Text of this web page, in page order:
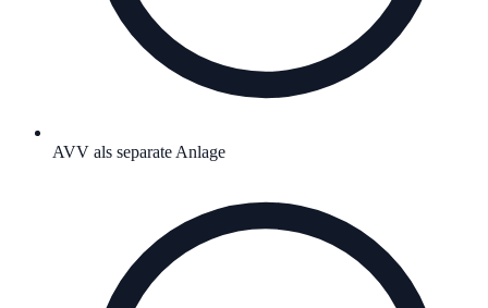
AVV als separate Anlage